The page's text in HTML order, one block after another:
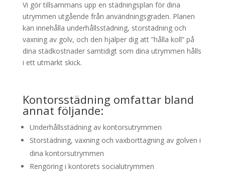
Vi gör tillsammans upp en städningsplan för dina
utrymmen utgående från användningsgraden. Planen
kan innehålla underhållsstädning, storstädning och
vaxning av golv, och den hjälper dig att ”hålla koll” på
dina städkostnader samtidigt som dina utrymmen hålls
i ett utmärkt skick.
Kontorsstädning omfattar bland
annat följande:
Underhållsstädning av kontorsutrymmen
Storstädning, vaxning och vaxborttagning av golven i
dina kontorsutrymmen
Rengöring i kontorets socialutrymmen